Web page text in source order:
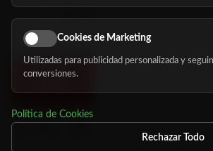
Cookies de Marketing
Utilizadas para publicidad personalizada y
conversiones.
Política de Cookies
Rechazar Todo